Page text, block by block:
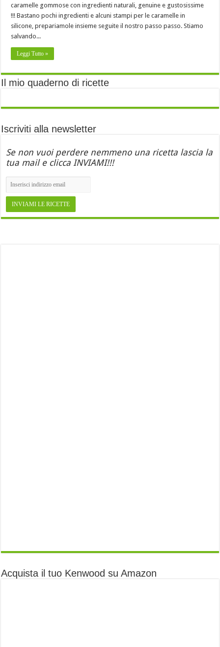
caramelle gommose con ingredienti naturali, genuine e gustosissime
!!! Bastano pochi ingredienti e alcuni stampi per le caramelle in
silicone, prepariamole insieme seguite il nostro passo passo. Stiamo
salvando...
Leggi Tutto »
Il mio quaderno di ricette
Iscriviti alla newsletter
Se non vuoi perdere nemmeno una ricetta lascia la
tua mail e clicca INVIAMI!!!
Acquista il tuo Kenwood su Amazon